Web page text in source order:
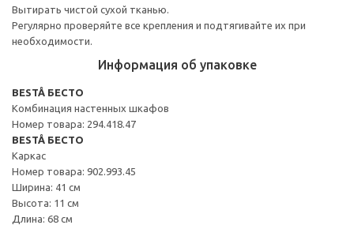
Вытирать чистой сухой тканью.
Регулярно проверяйте все крепления и подтягивайте их при
необходимости.
Информация об упаковке
BESTÅ БЕСТО
Комбинация настенных шкафов
Номер товара: 294.418.47
BESTÅ БЕСТО
Каркас
Номер товара: 902.993.45
Ширина: 41 см
Высота: 11 см
Длина: 68 см